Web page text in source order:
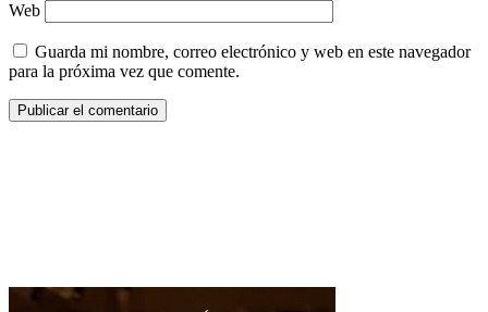
Web
Guarda mi nombre, correo electrónico y web en este navegador
para la próxima vez que comente.